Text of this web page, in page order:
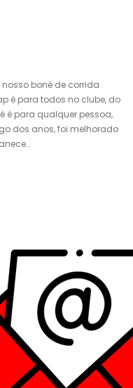
nosso boné de corrida
é para todos no clube, do
é para qualquer pessoa,
dos anos, foi melhorado